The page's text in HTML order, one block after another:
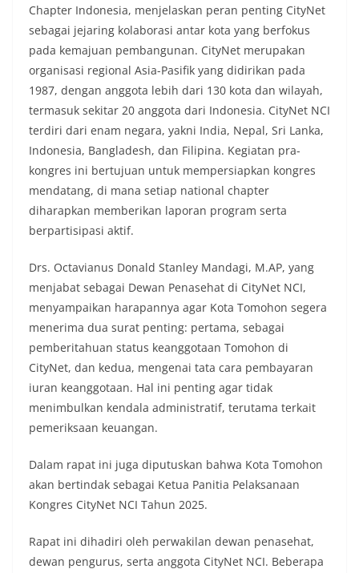
Chapter Indonesia, menjelaskan peran penting CityNet
sebagai jejaring kolaborasi antar kota yang berfokus
pada kemajuan pembangunan. CityNet merupakan
organisasi regional Asia-Pasifik yang didirikan pada
1987, dengan anggota lebih dari 130 kota dan wilayah,
termasuk sekitar 20 anggota dari Indonesia. CityNet NCI
terdiri dari enam negara, yakni India, Nepal, Sri Lanka,
Indonesia, Bangladesh, dan Filipina. Kegiatan pra-
kongres ini bertujuan untuk mempersiapkan kongres
mendatang, di mana setiap national chapter
diharapkan memberikan laporan program serta
berpartisipasi aktif.
Drs. Octavianus Donald Stanley Mandagi, M.AP, yang
menjabat sebagai Dewan Penasehat di CityNet NCI,
menyampaikan harapannya agar Kota Tomohon segera
menerima dua surat penting: pertama, sebagai
pemberitahuan status keanggotaan Tomohon di
CityNet, dan kedua, mengenai tata cara pembayaran
iuran keanggotaan. Hal ini penting agar tidak
menimbulkan kendala administratif, terutama terkait
pemeriksaan keuangan.
Dalam rapat ini juga diputuskan bahwa Kota Tomohon
akan bertindak sebagai Ketua Panitia Pelaksanaan
Kongres CityNet NCI Tahun 2025.
Rapat ini dihadiri oleh perwakilan dewan penasehat,
dewan pengurus, serta anggota CityNet NCI. Beberapa